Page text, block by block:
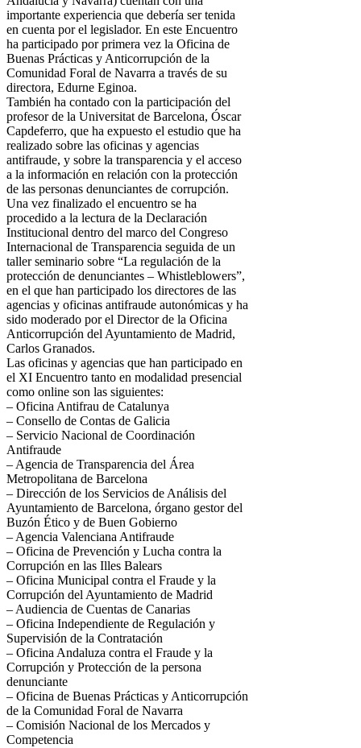
importante experiencia que debería ser tenida
en cuenta por el legislador. En este Encuentro
ha participado por primera vez la Oficina de
Buenas Prácticas y Anticorrupción de la
Comunidad Foral de Navarra a través de su
directora, Edurne Eginoa.
También ha contado con la participación del
profesor de la Universitat de Barcelona, Óscar
Capdeferro, que ha expuesto el estudio que ha
realizado sobre las oficinas y agencias
antifraude, y sobre la transparencia y el acceso
a la información en relación con la protección
de las personas denunciantes de corrupción.
Una vez finalizado el encuentro se ha
procedido a la lectura de la Declaración
Institucional dentro del marco del Congreso
Internacional de Transparencia seguida de un
taller seminario sobre “La regulación de la
protección de denunciantes – Whistleblowers”,
en el que han participado los directores de las
agencias y oficinas antifraude autonómicas y ha
sido moderado por el Director de la Oficina
Anticorrupción del Ayuntamiento de Madrid,
Carlos Granados.
Las oficinas y agencias que han participado en
el XI Encuentro tanto en modalidad presencial
como online son las siguientes:
– Oficina Antifrau de Catalunya
– Consello de Contas de Galicia
– Servicio Nacional de Coordinación
Antifraude
– Agencia de Transparencia del Área
Metropolitana de Barcelona
– Dirección de los Servicios de Análisis del
Ayuntamiento de Barcelona, órgano gestor del
Buzón Ético y de Buen Gobierno
– Agencia Valenciana Antifraude
– Oficina de Prevención y Lucha contra la
Corrupción en las Illes Balears
– Oficina Municipal contra el Fraude y la
Corrupción del Ayuntamiento de Madrid
– Audiencia de Cuentas de Canarias
– Oficina Independiente de Regulación y
Supervisión de la Contratación
– Oficina Andaluza contra el Fraude y la
Corrupción y Protección de la persona
denunciante
– Oficina de Buenas Prácticas y Anticorrupción
de la Comunidad Foral de Navarra
– Comisión Nacional de los Mercados y
Competencia